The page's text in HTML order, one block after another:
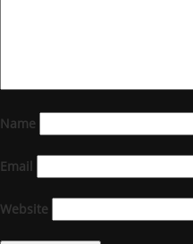
Name
Email
Website